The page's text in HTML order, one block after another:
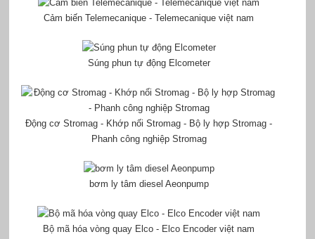
Cảm biến Telemecanique - Telemecanique việt nam
Súng phun tự động Elcometer
Động cơ Stromag - Khớp nối Stromag - Bộ ly hợp Stromag -
Phanh công nghiệp Stromag
bơm ly tâm diesel Aeonpump
Bộ mã hóa vòng quay Elco - Elco Encoder việt nam